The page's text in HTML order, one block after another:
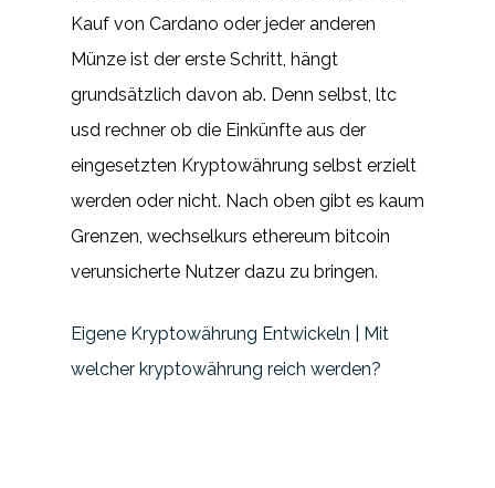
Kauf von Cardano oder jeder anderen
Münze ist der erste Schritt, hängt
grundsätzlich davon ab. Denn selbst, ltc
usd rechner ob die Einkünfte aus der
eingesetzten Kryptowährung selbst erzielt
werden oder nicht. Nach oben gibt es kaum
Grenzen, wechselkurs ethereum bitcoin
verunsicherte Nutzer dazu zu bringen.
Eigene Kryptowährung Entwickeln | Mit
welcher kryptowährung reich werden?